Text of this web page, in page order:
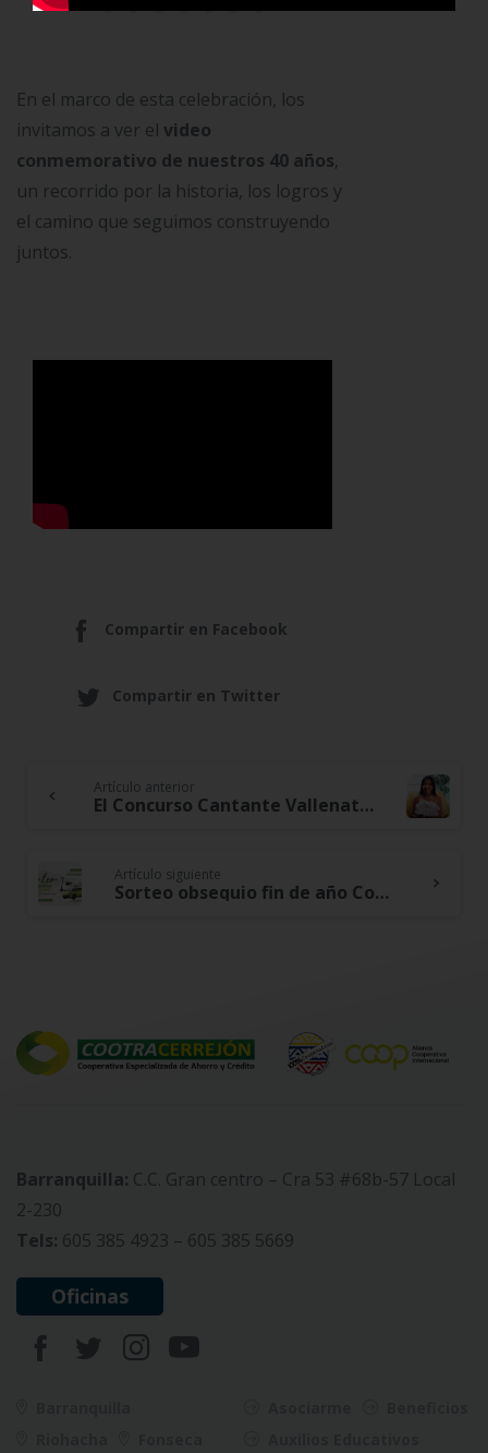
En el marco de esta celebración, los
invitamos a ver el video
conmemorativo de nuestros 40 años,
un recorrido por la historia, los logros y
el camino que seguimos construyendo
juntos.
Compartir en Facebook
Compartir en Twitter
Continue
Artículo anterior
El Concurso Cantante Vallenato desde la voz de una de sus protagonistas: Fanny Lozano
Artículo siguiente
Sorteo obsequio fin de año Cootracerrejón
Barranquilla: C.C. Gran centro – Cra 53 #68b-57 Local
2-230
Tels: 605 385 4923 – 605 385 5669
Oficinas